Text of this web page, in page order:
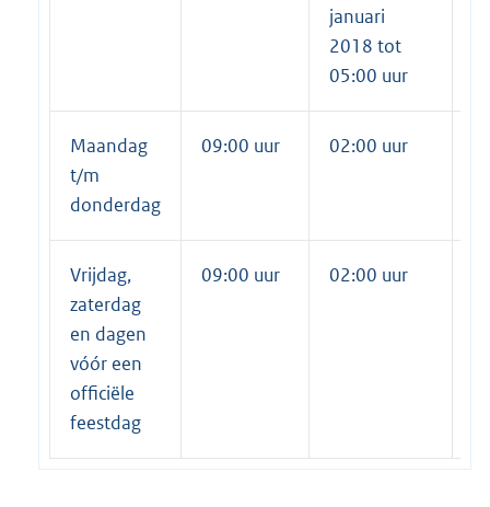
januari
2018 tot
05:00 uur
Maandag
t/m
donderdag
09:00 uur 02:00 uur
Vrijdag,
zaterdag
en dagen
vóór een
officiële
feestdag
09:00 uur 02:00 uur